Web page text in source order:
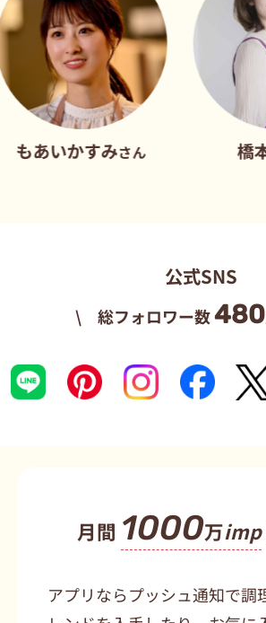
すみさん さん
公式SNS
\ 総フォロワー数480
月間 1000万imp
アプリならプッシュ通知で調